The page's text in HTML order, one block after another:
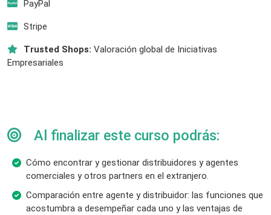
PayPal
Stripe
Trusted Shops: Valoración global de Iniciativas
Empresariales
Al finalizar este curso podrás:
Cómo encontrar y gestionar distribuidores y agentes
comerciales y otros partners en el extranjero.
Comparación entre agente y distribuidor: las funciones que
acostumbra a desempeñar cada uno y las ventajas de